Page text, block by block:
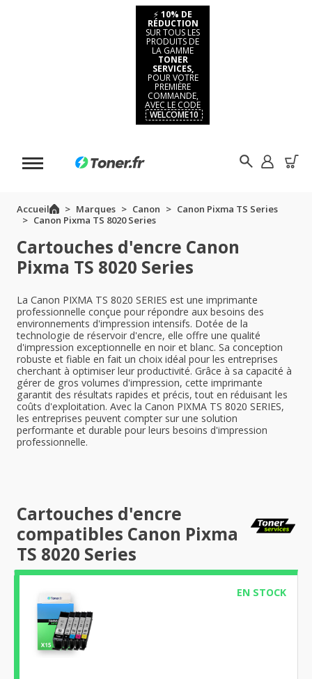
⚡ 10% DE
RÉDUCTION
SUR TOUS LES
PRODUITS DE
LA GAMME
TONER
SERVICES,
POUR VOTRE
PREMIÈRE
COMMANDE,
AVEC LE CODE
WELCOME10
Accueil Marques Canon
Canon Pixma TS Series
Canon Pixma TS 8020 Series
Cartouches d'encre Canon
Pixma TS 8020 Series
La Canon PIXMA TS 8020 SERIES est une imprimante
professionnelle conçue pour répondre aux besoins des
environnements d'impression intensifs. Dotée de la
technologie de réservoir d'encre, elle offre une qualité
d'impression exceptionnelle en noir et blanc. Sa conception
robuste et fiable en fait un choix idéal pour les entreprises
cherchant à optimiser leur productivité. Grâce à sa capacité à
gérer de gros volumes d'impression, cette imprimante
garantit des résultats rapides et précis, tout en réduisant les
coûts d'exploitation. Avec la Canon PIXMA TS 8020 SERIES,
les entreprises peuvent compter sur une solution
performante et durable pour leurs besoins d'impression
professionnelle.
Cartouches d'encre
compatibles Canon Pixma
TS 8020 Series
EN STOCK